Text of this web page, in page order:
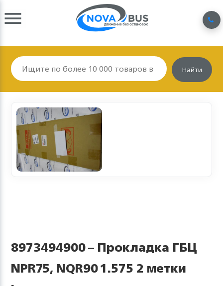
Найти
8973494900 – Прокладка ГБЦ
NPR75, NQR90 1.575 2 метки